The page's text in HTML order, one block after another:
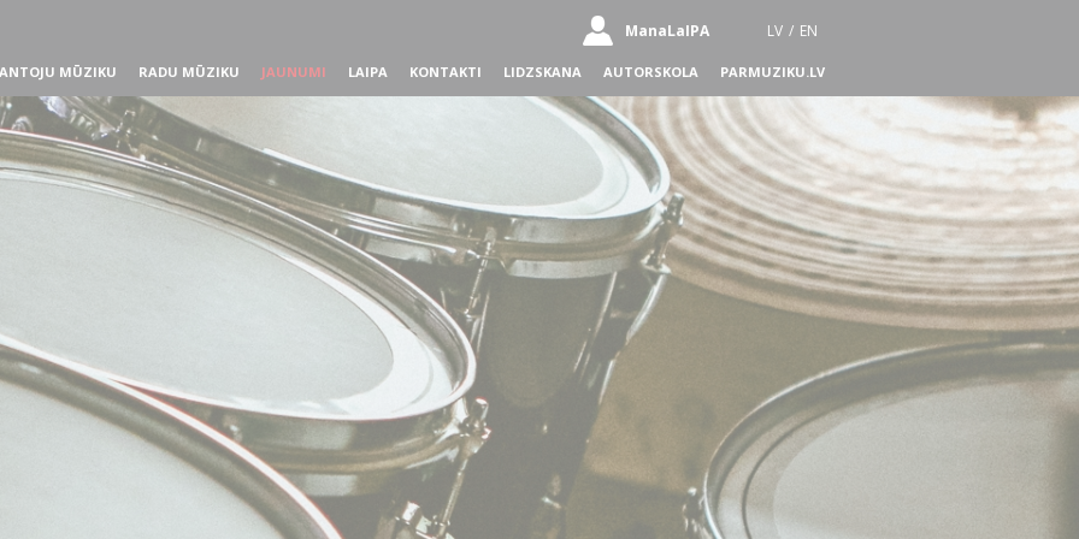
ManaLaIPA LV / EN
MŪZIKU RADU MŪZIKU JAUNUMI LAIPA KONTAKTI LIDZSKANA AUTORSKOLA PARMUZIKU.LV